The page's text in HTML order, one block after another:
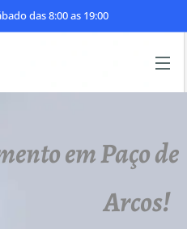
das 8:00 as 19:00
em Paço de
Arcos!